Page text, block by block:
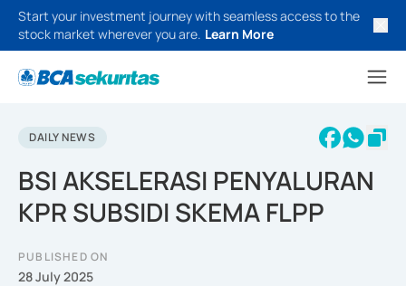
Start your investment journey with seamless access to the
stock market wherever you are. Learn More
DAILY NEWS
BSI AKSELERASI PENYALURAN
KPR SUBSIDI SKEMA FLPP
PUBLISHED ON
28 July 2025